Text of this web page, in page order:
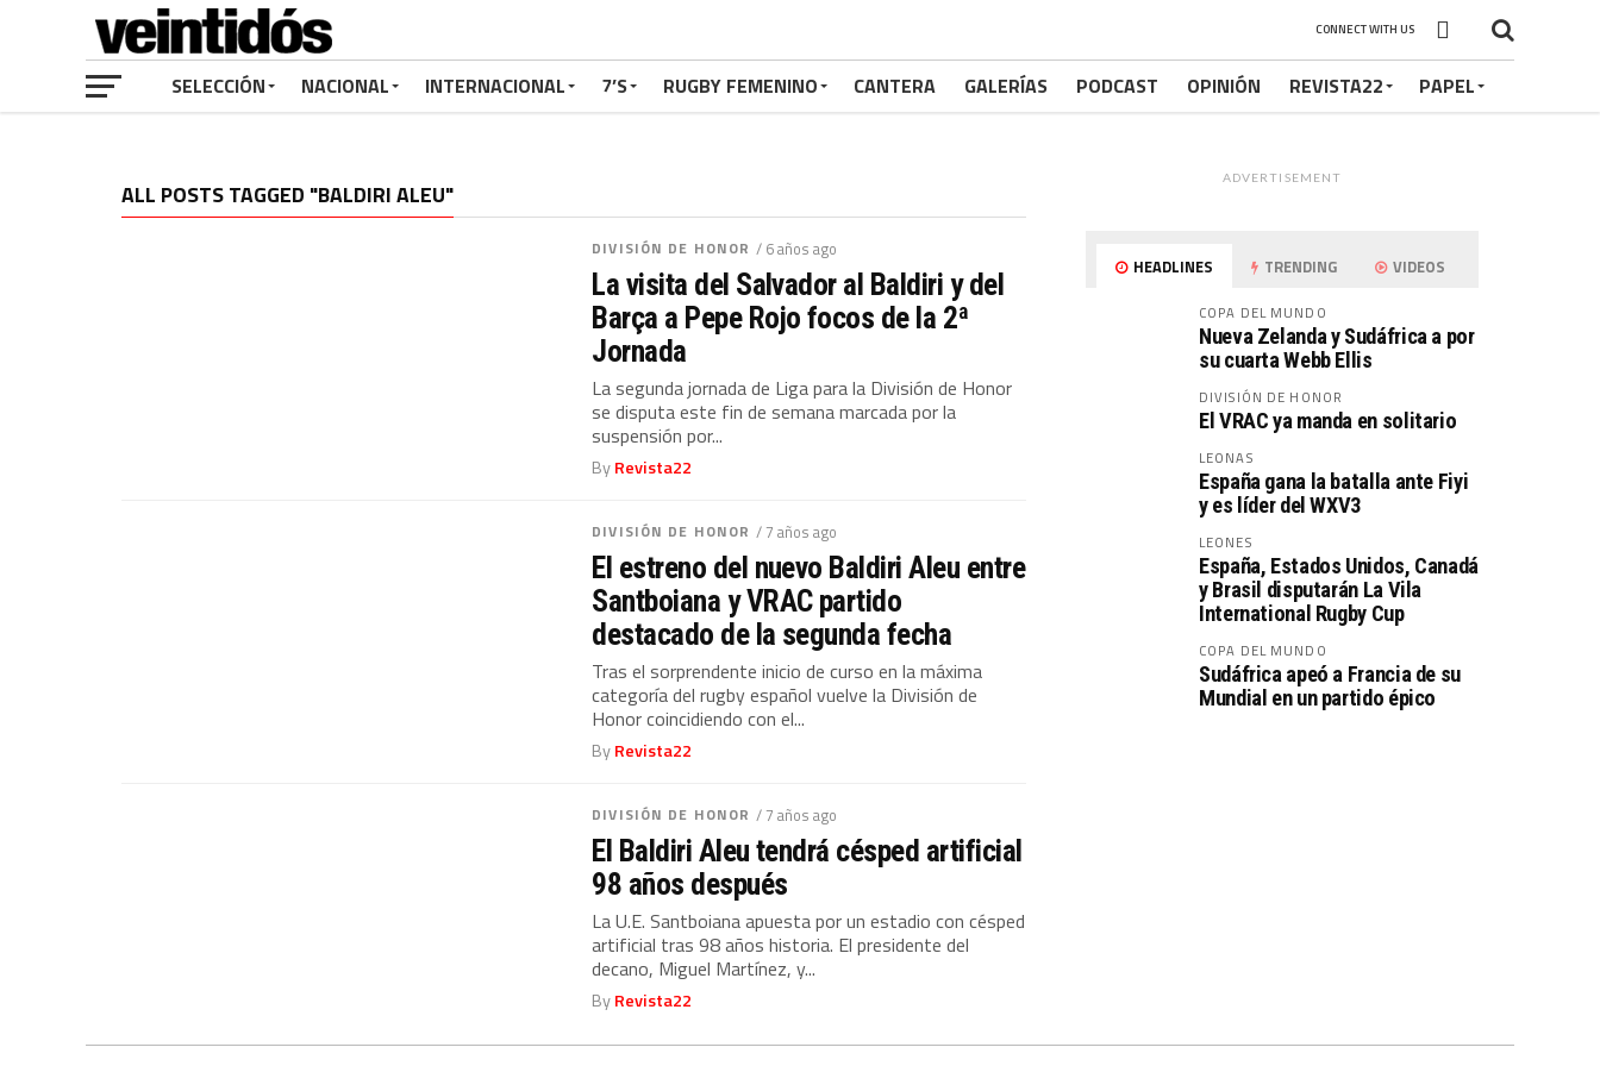
CONNECT WITH US
SELECCIÓN NACIONAL INTERNACIONAL 7’S RUGBY FEMENINO CANTERA GALERÍAS PODCAST OPINIÓN REVISTA22 PAPEL
ALL POSTS TAGGED "BALDIRI ALEU"
DIVISIÓN DE HONOR / 6 años ago
La visita del Salvador al Baldiri y del
Barça a Pepe Rojo focos de la 2ª
Jornada
La segunda jornada de Liga para la División de Honor
se disputa este fin de semana marcada por la
suspensión por...
ByRevista22
DIVISIÓN DE HONOR / 7 años ago
El estreno del nuevo Baldiri Aleu entre
Santboiana y VRAC partido
destacado de la segunda fecha
Tras el sorprendente inicio de curso en la máxima
categoría del rugby español vuelve la División de
Honor coincidiendo con el...
ByRevista22
DIVISIÓN DE HONOR / 7 años ago
El Baldiri Aleu tendrá césped artificial
98 años después
La U.E. Santboiana apuesta por un estadio con césped
artificial tras 98 años historia. El presidente del
decano, Miguel Martínez, y...
ByRevista22
ADVERTISEMENT
HEADLINES TRENDING VIDEOS
COPA DEL MUNDO
Nueva Zelanda y Sudáfrica a por
su cuarta Webb Ellis
DIVISIÓN DE HONOR
El VRAC ya manda en solitario
LEONAS
España gana la batalla ante Fiyi
y es líder del WXV3
LEONES
España, Estados Unidos, Canadá
y Brasil disputarán La Vila
International Rugby Cup
COPA DEL MUNDO
Sudáfrica apeó a Francia de su
Mundial en un partido épico